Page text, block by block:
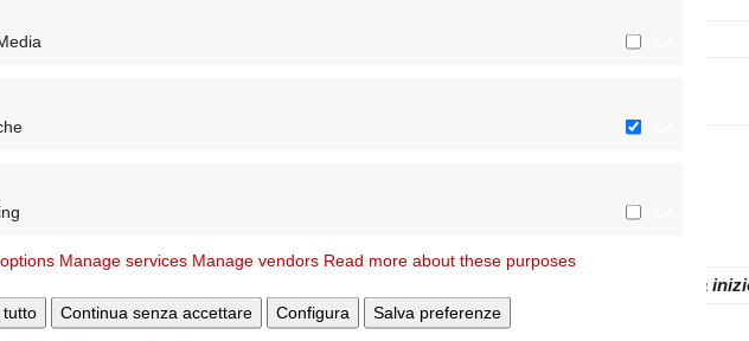
Manage services Manage vendors Read more about these purposes
tutto Continua senza accettare Configura Salva preferenze
Mail
Note
Data